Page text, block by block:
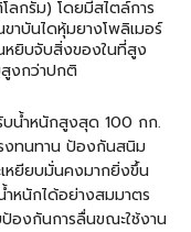
กรัม) โดยมีสไตล์การ
าบันไดหุ้มยางโพลิเมอร์
หยิบจับสิ่งของในที่สูง
สูงกว่าปกติ
น้ำหนักสูงสุด 100 กก.
งทนทาน ป้องกันสนิม
หยียบมั่นคงมากยิ่งขึ้น
หนักได้อย่างสมมาตร
องกันการลื่นขณะใช้งาน